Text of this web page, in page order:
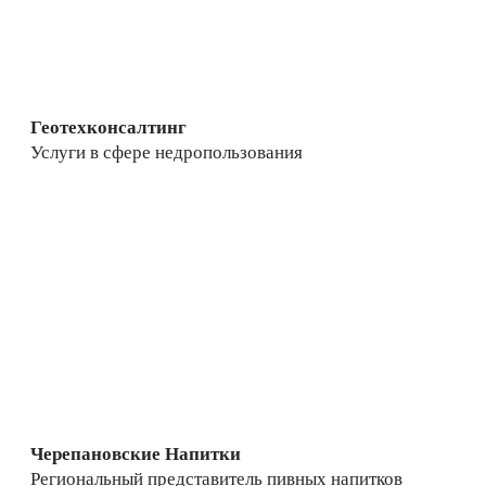
Геотехконсалтинг
Услуги в сфере недропользования
Черепановские Напитки
Региональный представитель пивных напитков